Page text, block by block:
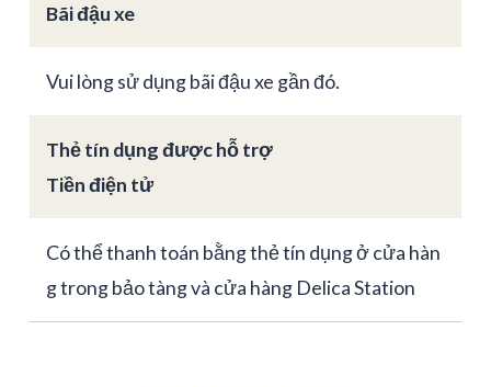
Bãi đậu xe
Vui lòng sử dụng bãi đậu xe gần đó.
Thẻ tín dụng được hỗ trợ
Tiền điện tử
Có thể thanh toán bằng thẻ tín dụng ở cửa hàn
g trong bảo tàng và cửa hàng Delica Station